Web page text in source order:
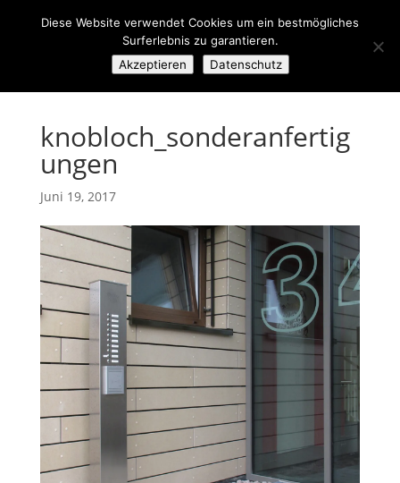
knobloch_sonderanfertig
ungen
Juni 19, 2017
Diese Website verwendet Cookies um ein bestmögliches
Surferlebnis zu garantieren.
Akzeptieren
Datenschutz